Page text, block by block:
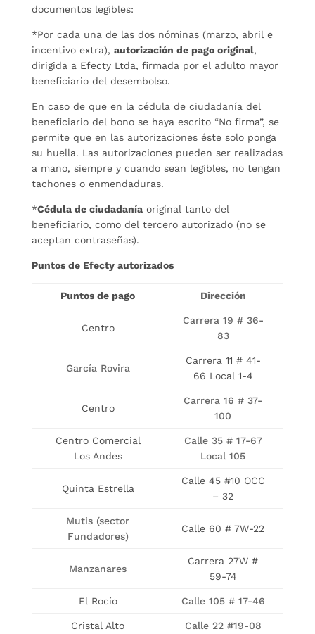
documentos legibles:
*Por cada una de las dos nóminas (marzo, abril e
incentivo extra), autorización de pago original,
dirigida a Efecty Ltda, firmada por el adulto mayor
beneficiario del desembolso.
En caso de que en la cédula de ciudadanía del
beneficiario del bono se haya escrito “No firma”, se
permite que en las autorizaciones éste solo ponga
su huella. Las autorizaciones pueden ser realizadas
a mano, siempre y cuando sean legibles, no tengan
tachones o enmendaduras.
*Cédula de ciudadaníaoriginal tanto del
beneficiario, como del tercero autorizado (no se
aceptan contraseñas).
Puntos de Efecty autorizados
Puntos de pago Dirección
Centro
Carrera 19 # 36-
83
García Rovira
Carrera 11 # 41-
66 Local 1-4
Centro
Carrera 16 # 37-
100
Centro Comercial
Los Andes
Calle 35 # 17-67
Local 105
Quinta Estrella
Calle 45 #10 OCC
– 32
Mutis (sector
Fundadores)
Calle 60 # 7W-22
Manzanares
Carrera 27W #
59-74
El Rocío Calle 105 # 17-46
Cristal Alto Calle 22 #19-08